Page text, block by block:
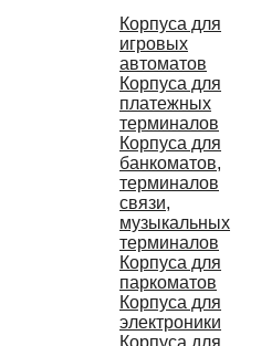
Корпуса для
игровых
автоматов
Корпуса для
платежных
терминалов
Корпуса для
банкоматов,
терминалов
связи,
музыкальных
терминалов
Корпуса для
паркоматов
Корпуса для
электроники
Корпуса для